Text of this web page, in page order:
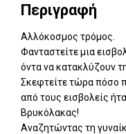
Περιγραφή
Αλλόκοσμος τρόμος.
Φανταστείτε μια
όντα να κατακλύζουν
Σκεφτείτε τώρα πόσο
από τους εισβολείς
Βρυκόλακας!
Αναζητώντας τη